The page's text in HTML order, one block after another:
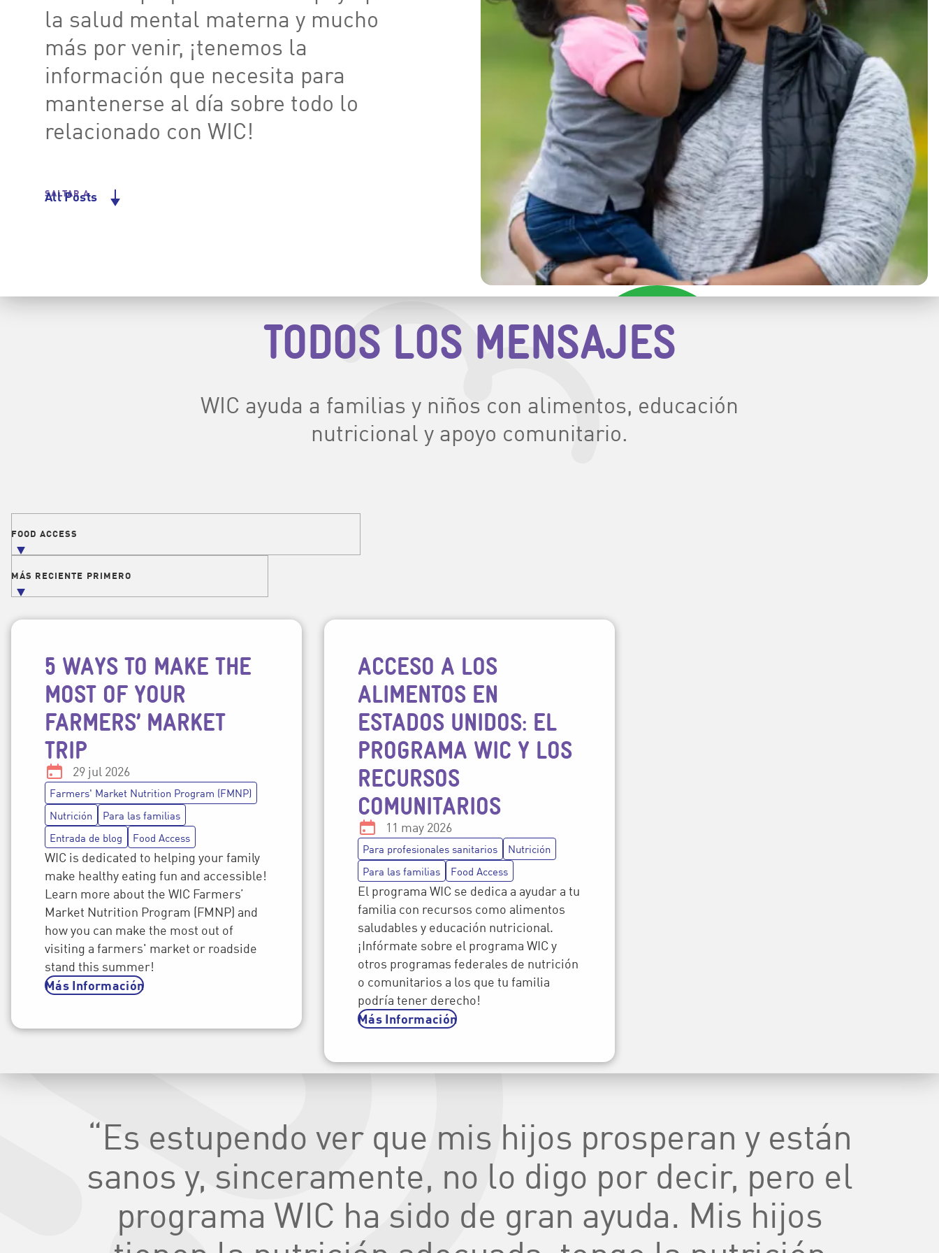
la salud mental materna y mucho
más por venir, ¡tenemos la
información que necesita para
mantenerse al día sobre todo lo
relacionado con WIC!
SALTAR A
All Posts
TODOS LOS MENSAJES
WIC ayuda a familias y niños con alimentos, educación
nutricional y apoyo comunitario.
FOOD ACCESS
FILTRAR PUBLICACIONES POR TEMA
MÁS RECIENTE PRIMERO
ORDENAR PUBLICACIONES POR FECHA
5 WAYS TO MAKE THE
MOST OF YOUR
FARMERS’ MARKET
TRIP
Fecha:
29 jul 2026
Temas de la publicación
Farmers' Market Nutrition Program (FMNP)
Nutrición
Para las familias
Entrada de blog
Food Access
WIC is dedicated to helping your family
make healthy eating fun and accessible!
Learn more about the WIC Farmers’
Market Nutrition Program (FMNP) and
how you can make the most out of
visiting a farmers' market or roadside
stand this summer!
Más Información
ACCESO A LOS
ALIMENTOS EN
ESTADOS UNIDOS: EL
PROGRAMA WIC Y LOS
RECURSOS
COMUNITARIOS
Fecha:
11 may 2026
Temas de la publicación
Para profesionales sanitarios
Nutrición
Para las familias
Food Access
El programa WIC se dedica a ayudar a tu
familia con recursos como alimentos
saludables y educación nutricional.
¡Infórmate sobre el programa WIC y
otros programas federales de nutrición
o comunitarios a los que tu familia
podría tener derecho!
Más Información
“Es estupendo ver que mis hijos prosperan y están
sanos y, sinceramente, no lo digo por decir, pero el
programa WIC ha sido de gran ayuda. Mis hijos